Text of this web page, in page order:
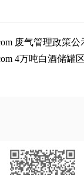
废气管理政策公
4万吨白酒储